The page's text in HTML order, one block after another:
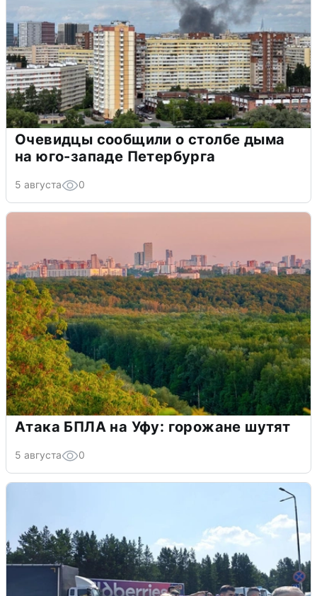
Очевидцы сообщили о столбе дыма
на юго-западе Петербурга
5 августа 0
Атака БПЛА на Уфу: горожане шутят
5 августа 0